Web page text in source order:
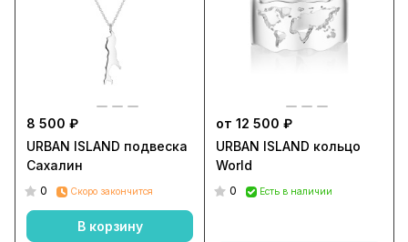
8 500 ₽
URBAN ISLAND подвеска
Сахалин
0 Скоро закончится
В корзину
от 12 500 ₽
URBAN ISLAND кольцо
World
0 Есть в наличии